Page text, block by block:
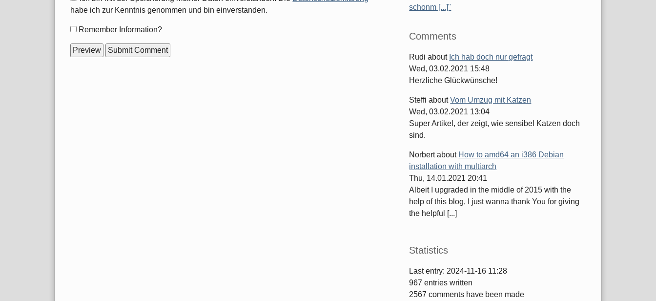
habe ich zur Kenntnis genommen und bin einverstanden.
FormRemember Information?
schonm [...]"
Comments
Rudi about Ich hab doch nur gefragt
Wed, 03.02.2021 15:48
Herzliche Glückwünsche!
Steffi aboutVom Umzug mit Katzen
Wed, 03.02.2021 13:04
Super Artikel, der zeigt, wie sensibel Katzen doch
sind.
Norbertabout How to amd64 an i386 Debian
installation with multiarch
Thu, 14.01.2021 20:41
Albeit I upgraded in the middle of 2015 with the
help of this blog, I just wanna thank You for giving
the helpful [...]
Statistics
Last entry: 2024-11-16 11:28
967 entries written
2567 comments have been made